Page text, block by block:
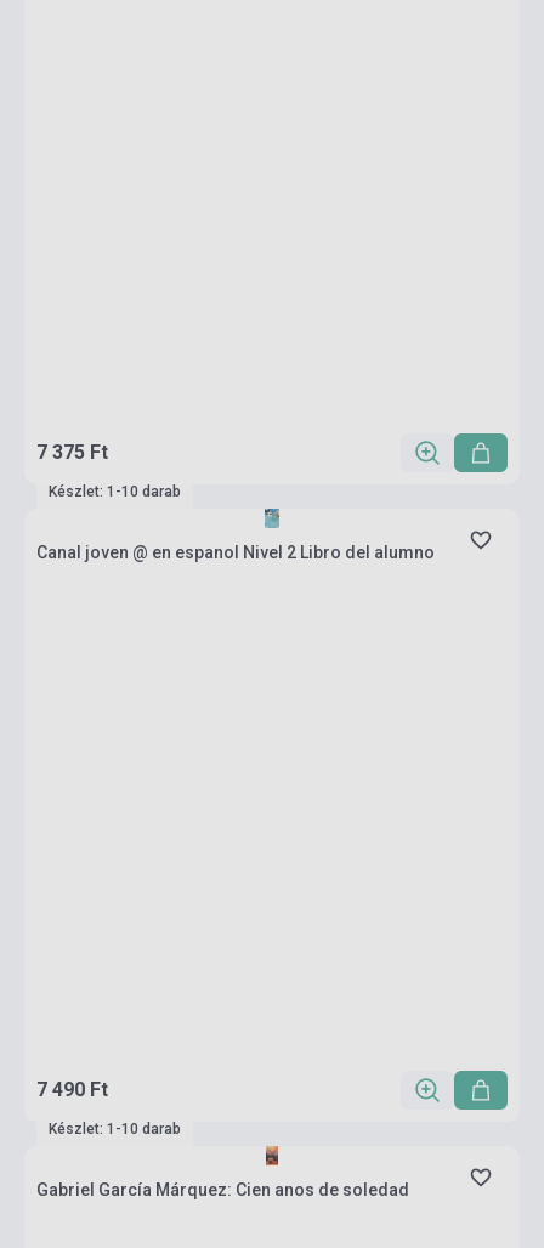
7 375 Ft
Készlet: 1-10 darab
Canal joven @ en espanol Nivel 2 Libro del alumno
7 490 Ft
Készlet: 1-10 darab
Gabriel García Márquez: Cien anos de soledad